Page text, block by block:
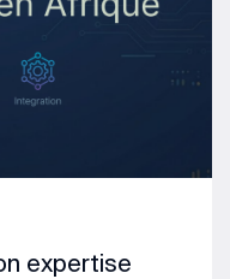
expertise